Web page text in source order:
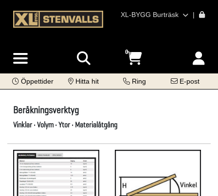
XL-BYGG Burträsk |
0
Öppettider Hitta hit Ring E-post
Beräkningsverktyg
Vinklar • Volym • Ytor • Materialåtgång